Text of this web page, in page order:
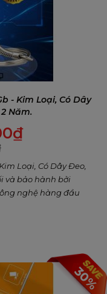
- Kim Loại, Có Dây
Năm.
₫
Loại, Có Dây Đeo,
và bảo hành bởi
nghệ hàng đầu
30%